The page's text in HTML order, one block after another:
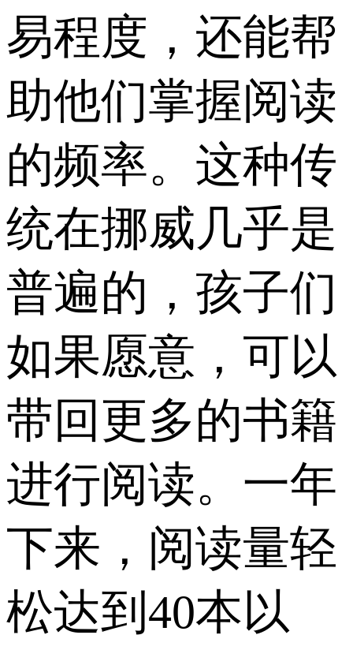
易程度，还能帮
助他们掌握阅读
的频率。这种传
统在挪威几乎是
普遍的，孩子们
如果愿意，可以
带回更多的书籍
进行阅读。一年
下来，阅读量轻
松达到40本以